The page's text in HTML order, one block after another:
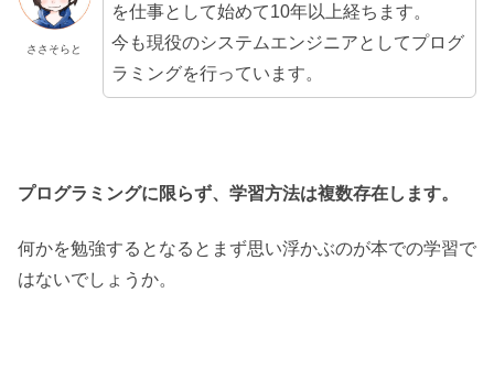
ささそらと
を仕事として始めて10年以上経ちます。
今も現役のシステムエンジニアとしてプログ
ラミングを行っています。
プログラミングに限らず、学習方法は複数存在します。
何かを勉強するとなるとまず思い浮かぶのが本での学習で
はないでしょうか。